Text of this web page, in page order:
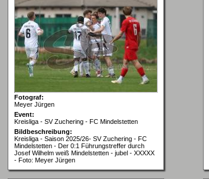
Fotograf:
Meyer Jürgen
Event:
Kreisliga - SV Zuchering - FC Mindelstetten
Bildbeschreibung:
Kreisliga - Saison 2025/26- SV Zuchering - FC
Mindelstetten - Der 0:1 Führungstreffer durch
Josef Wilhelm weiß Mindelstetten - jubel - XXXXX
- Foto: Meyer Jürgen